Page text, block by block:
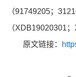
（91749205；
（XDB19020301
原文链接：